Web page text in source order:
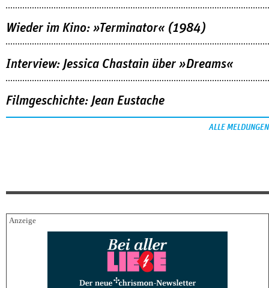
Wieder im Kino: »Terminator« (1984)
Interview: Jessica Chastain über »Dreams«
Filmgeschichte: Jean Eustache
ALLE MELDUNGEN